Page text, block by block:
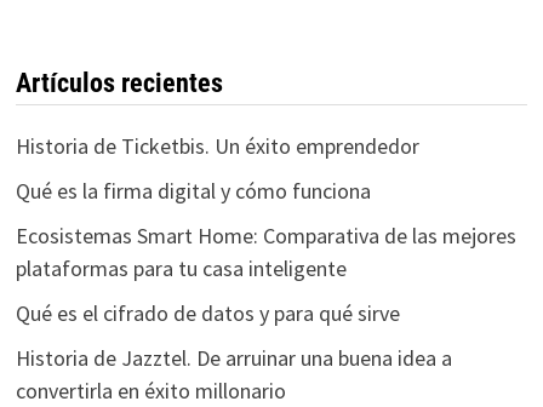
Artículos recientes
Historia de Ticketbis. Un éxito emprendedor
Qué es la firma digital y cómo funciona
Ecosistemas Smart Home: Comparativa de las mejores
plataformas para tu casa inteligente
Qué es el cifrado de datos y para qué sirve
Historia de Jazztel. De arruinar una buena idea a
convertirla en éxito millonario